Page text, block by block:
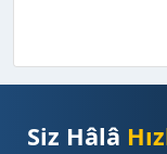
Siz Hâlâ